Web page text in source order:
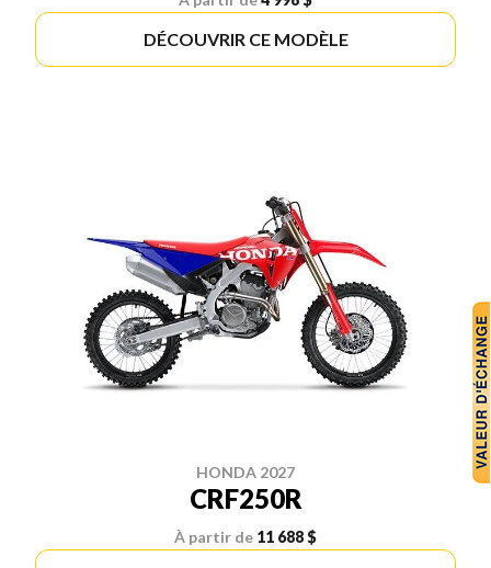
DÉCOUVRIR CE MODÈLE
HONDA 2027
CRF250R
À partir de 11 688 $